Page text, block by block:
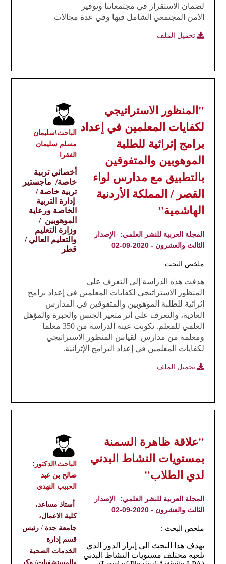
لضمان الاستقرار في مجتمعاتنا وتوفير
الامن المجتمعي الشامل فيها وفي عدة مجالات
تحميل الملف
الباحث\سليمان
مسلم سليمان
الفقرا
أخصائي تربية
خاصة/ ماجستير
تربية خاصة/
إدارة التربية
الخاصة ورعاية
الموهوبين /
وزارة التعليم
والتعليم العالي /
قطر
"المنظور الاستراتيجي
لكفايات المعلمين في إعداد
برامج إثرائية للطلبة
الموهوبين والمتفوقين
بالتطبيق مع مدارس لواء
القصر / المملكة الأردنية
الهاشمية"
المجلة العربية للنشر العلمي:
الإصدار
الثالث والعشرون - 2020-09-02
ملخص البحث :
هدفت هذه الدراسة إلى التعرف على
المنظور الاستراتيجي لكفايات المعلمين في إعداد برامج
إثرائية للطلبة الموهوبين والمتفوقين في المدارس
العادية، والتعرف على أثر متغير الجنس والخبرة والمؤهل
العلمي للمعلم. تكونت عينة الدراسة من 350 معلما
ومعلمة من مدارس لقياس المنظور الاستراتيجي
لكفايات المعلمين في إعداد البرامج الإثرائية.
تحميل الملف
الباحث\الدكتور:
صالح بن عبد
الحبيب النهدي
أستاذ مساعد،
كلية الاعمال،
جامعة جدة /رئيس
قسم إدارة
الخدمات الصحية
"علاقة ظاهرة السمنة
بمستويات النشاط البدني
لدي الطلاب"
المجلة العربية للنشر العلمي:
الإصدار
الثالث والعشرون - 2020-09-02
ملخص البحث :
يهدف هذا البحث الي إبراز الدور الذي
تلعبه مختلف مستويات النشاط البدني